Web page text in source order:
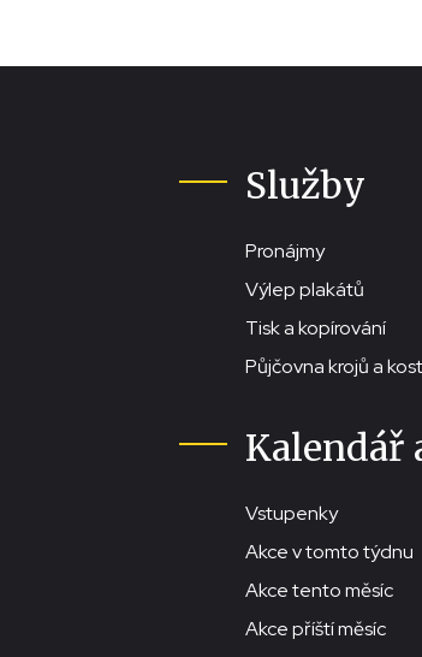
Služby
Pronájmy
Výlep plakátů
Tisk a kopírování
Půjčovna krojů a
Kalendář
Vstupenky
Akce v tomto týdnu
Akce tento měsíc
Akce příští měsíc